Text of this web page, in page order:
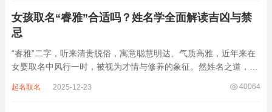
女孩取名“睿雅”合适吗？姓名学全面解读吉凶与禁
忌
“睿雅”二字，听来清贵脱俗，寓意聪慧明达、气质高雅，近年来在
女婴取名中风行一时，被视为才情与修养的象征。然姓名之道，贵
增心力。细察“睿雅”之局，实藏金水成势、火土受制之患，若不顾
40064
起名取名 2025-12-23